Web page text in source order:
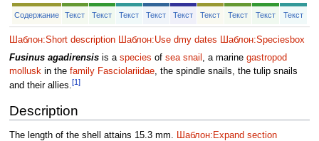
Перейти
Перейти
Содержание Текст Текст Текст Текст Текст Текст Текст Текст Текст
Шаблон:Short description Шаблон:Use dmy dates
Шаблон:Speciesbox
Fusinus agadirensisis a species of sea snail , a marine gastropod
molluskin the family Fasciolariidae, the spindle snails, the tulip snails
and their allies.[1]
Description
The length of the shell attains 15.3 mm. Шаблон:Expand section